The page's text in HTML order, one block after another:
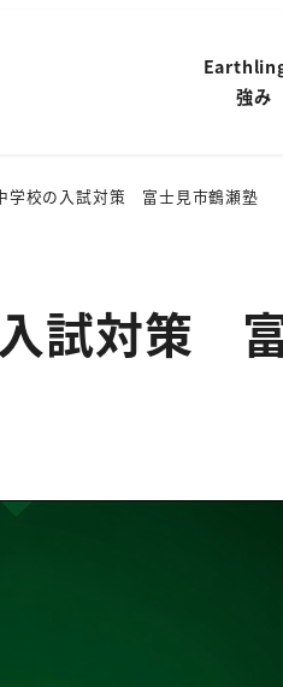
強み
学校の入試対策 富士見市鶴瀬塾
試対策